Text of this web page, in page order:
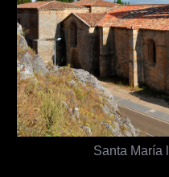
Santa María